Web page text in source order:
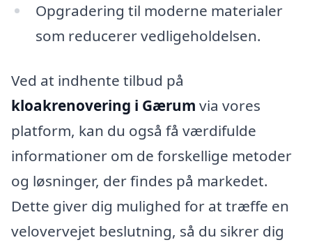
Opgradering til moderne materialer
som reducerer vedligeholdelsen.
Ved at indhente tilbud på
kloakrenovering i Gærum via vores
platform, kan du også få værdifulde
informationer om de forskellige metoder
og løsninger, der findes på markedet.
Dette giver dig mulighed for at træffe en
velovervejet beslutning, så du sikrer dig